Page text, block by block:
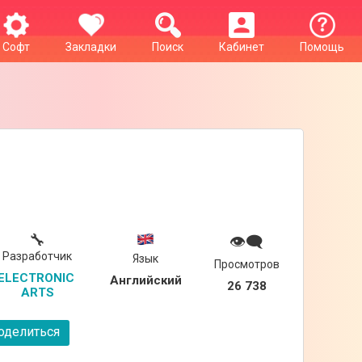
Помощь
Кабинет
Поиск
Закладки
Софт
🔧
Разработчик
ARTS
Язык
Английский
👁‍🗨
Просмотров
26 738